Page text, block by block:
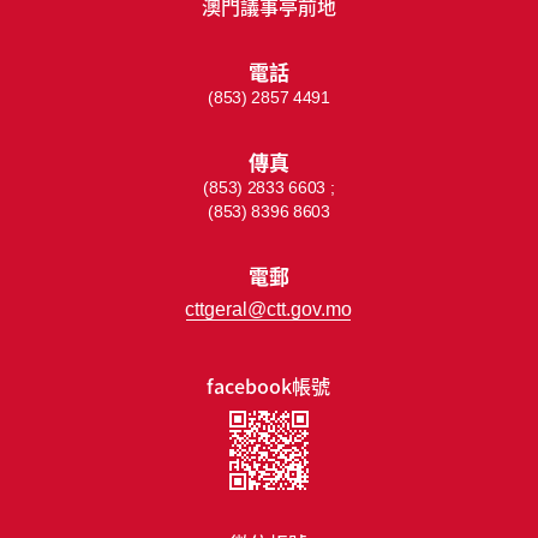
facebook帳號
澳門議事亭前地
電話
(853) 2857 4491
傳真
(853) 2833 6603 ;
(853) 8396 8603
電郵
cttgeral@ctt.gov.mo